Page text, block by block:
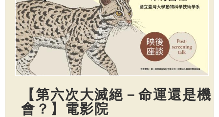
【第六次大滅絕－命運還是機
會？】電影院